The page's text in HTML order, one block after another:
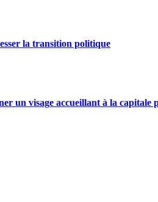
la transition politique
un visage accueillant à la capitale